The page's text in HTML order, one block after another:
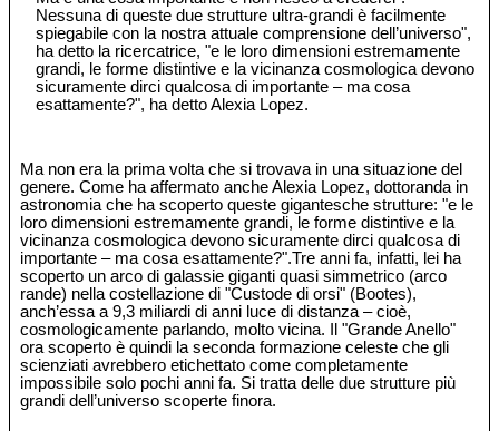
Nessuna di queste due strutture ultra-grandi è facilmente
spiegabile con la nostra attuale comprensione dell’universo",
ha detto la ricercatrice, "e le loro dimensioni estremamente
grandi, le forme distintive e la vicinanza cosmologica devono
sicuramente dirci qualcosa di importante – ma cosa
esattamente?", ha detto Alexia Lopez.
Ma non era la prima volta che si trovava in una situazione del
genere. Come ha affermato anche Alexia Lopez, dottoranda in
astronomia che ha scoperto queste gigantesche strutture: "e le
loro dimensioni estremamente grandi, le forme distintive e la
vicinanza cosmologica devono sicuramente dirci qualcosa di
importante – ma cosa esattamente?".Tre anni fa, infatti, lei ha
scoperto un arco di galassie giganti quasi simmetrico (arco
rande) nella costellazione di "Custode di orsi" (Bootes),
anch’essa a 9,3 miliardi di anni luce di distanza – cioè,
cosmologicamente parlando, molto vicina. Il "Grande Anello"
ora scoperto è quindi la seconda formazione celeste che gli
scienziati avrebbero etichettato come completamente
impossibile solo pochi anni fa. Si tratta delle due strutture più
grandi dell’universo scoperte finora.